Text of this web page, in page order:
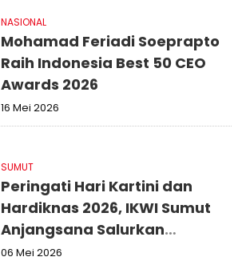
NASIONAL
Mohamad Feriadi Soeprapto
Raih Indonesia Best 50 CEO
Awards 2026
16 Mei 2026
SUMUT
Peringati Hari Kartini dan
Hardiknas 2026, IKWI Sumut
Anjangsana Salurkan
Bantuan ke Panti Asuhan dan
06 Mei 2026